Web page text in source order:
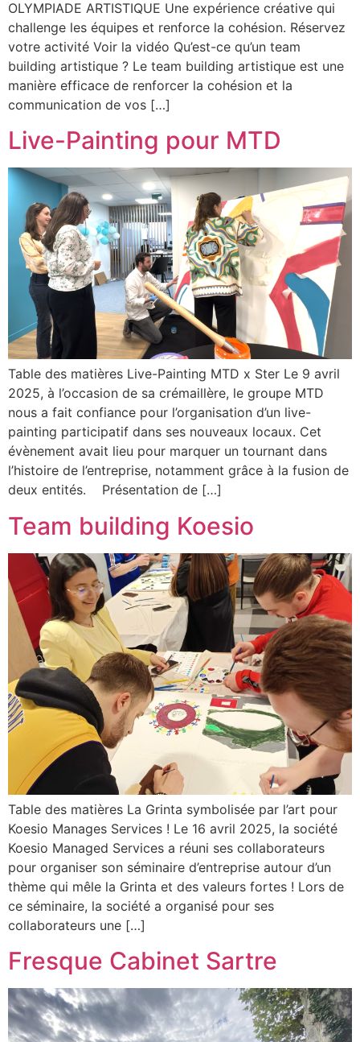
OLYMPIADE ARTISTIQUE Une expérience créative qui
challenge les équipes et renforce la cohésion. Réservez
votre activité Voir la vidéo Qu’est-ce qu’un team
building artistique ? Le team building artistique est une
manière efficace de renforcer la cohésion et la
communication de vos […]
Live-Painting pour MTD
Table des matières Live-Painting MTD x Ster Le 9 avril
2025, à l’occasion de sa crémaillère, le groupe MTD
nous a fait confiance pour l’organisation d’un live-
painting participatif dans ses nouveaux locaux. Cet
évènement avait lieu pour marquer un tournant dans
l’histoire de l’entreprise, notamment grâce à la fusion de
deux entités. Présentation de […]
Team building Koesio
Table des matières La Grinta symbolisée par l’art pour
Koesio Manages Services ! Le 16 avril 2025, la société
Koesio Managed Services a réuni ses collaborateurs
pour organiser son séminaire d’entreprise autour d’un
thème qui mêle la Grinta et des valeurs fortes ! Lors de
ce séminaire, la société a organisé pour ses
collaborateurs une […]
Fresque Cabinet Sartre